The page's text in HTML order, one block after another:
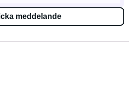
meddelande